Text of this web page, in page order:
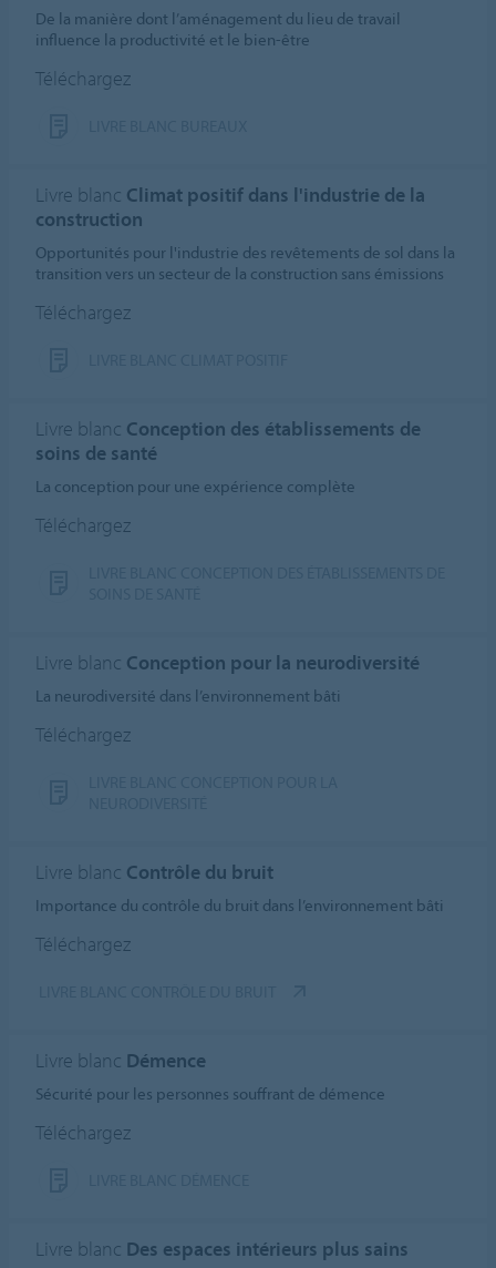
De la manière dont l’aménagement du lieu de travail
influence la productivité et le bien-être
Téléchargez
Livre blanc Climat positif dans l'industrie de la
construction
Opportunités pour l'industrie des revêtements de sol dans la
transition vers un secteur de la construction sans émissions
Téléchargez
Livre blanc Conception des établissements de
soins de santé
La conception pour une expérience complète
Téléchargez
Livre blanc Conception pour la neurodiversité
La neurodiversité dans l’environnement bâti
Téléchargez
Livre blanc Contrôle du bruit
Importance du contrôle du bruit dans l’environnement bâti
Téléchargez
Livre blanc Démence
Sécurité pour les personnes souffrant de démence
Téléchargez
Livre blanc Des espaces intérieurs plus sains